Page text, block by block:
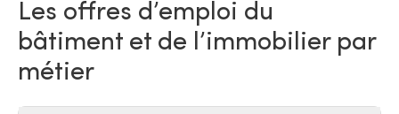
Les offres d’emploi du
bâtiment et de l’immobilier par
métier